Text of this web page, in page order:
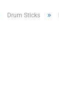
Drum Sticks »